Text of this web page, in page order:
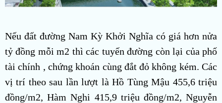
Nếu đất đường Nam Kỳ Khởi Nghĩa có giá hơn nửa
tỷ đồng mỗi m2 thì các tuyến đường còn lại của phố
tài chính , chứng khoán cùng đắt đỏ không kém. Các
vị trí theo sau lần lượt là Hồ Tùng Mậu 455,6 triệu
đồng/m2, Hàm Nghi 415,9 triệu đồng/m2, Nguyễn